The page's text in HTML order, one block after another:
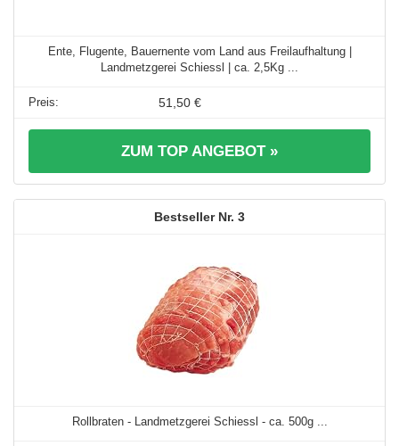
Ente, Flugente, Bauernente vom Land aus Freilaufhaltung |
Landmetzgerei Schiessl | ca. 2,5Kg ...
51,50 €
ZUM TOP ANGEBOT »
3
Rollbraten - Landmetzgerei Schiessl - ca. 500g ...